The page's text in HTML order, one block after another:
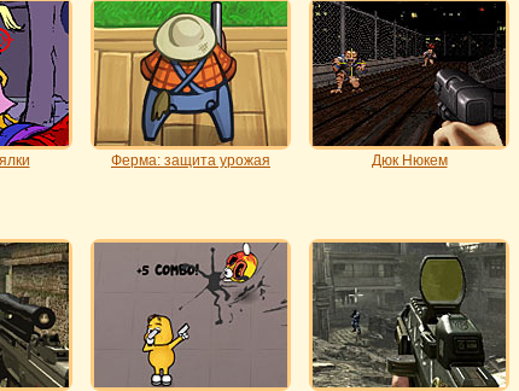
Ферма: защита урожая Дюк Нюкем